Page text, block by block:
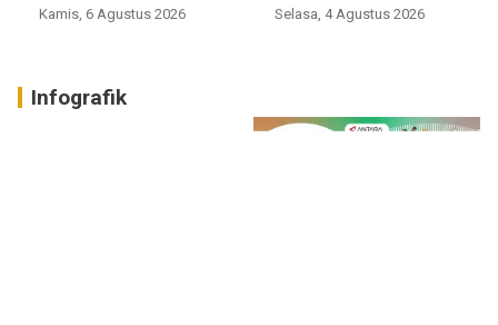
Kamis, 6 Agustus 2026 Selasa, 4 Agustus 2026
Infografik